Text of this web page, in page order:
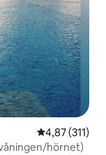
4,87 av 5 i
4,87 (311)
våningen/hörnet)